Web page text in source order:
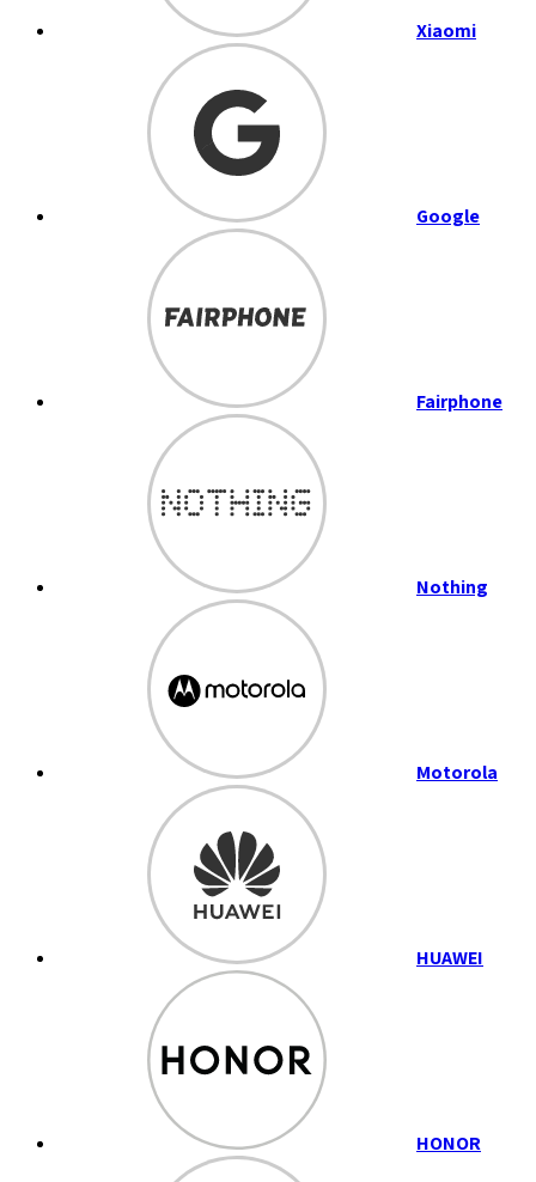
Xiaomi
Google
Fairphone
Nothing
Motorola
HUAWEI
HONOR